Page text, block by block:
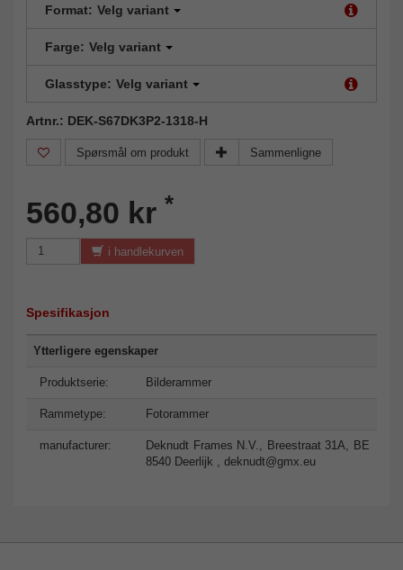
Format: Velg variant
Farge: Velg variant
Glasstype: Velg variant
Artnr.: DEK-S67DK3P2-1318-H
Spørsmål om produkt Sammenligne
560,80 kr *
i handlekurven
Spesifikasjon
Ytterligere egenskaper
Produktserie: Bilderammer
Rammetype: Fotorammer
manufacturer:
Deknudt Frames N.V., Breestraat 31A, BE
8540 Deerlijk , deknudt@gmx.eu